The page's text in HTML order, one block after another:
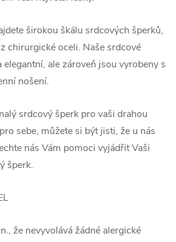
širokou škálu srdcových šperků,
chirurgické oceli. Naše srdcové
elegantní, ale zároveň jsou vyrobeny s
nošení.
srdcový šperk pro vaši drahou
sebe, můžete si být jisti, že u nás
nás Vám pomoci vyjádřit Vaši
šperk.
že nevyvolává žádné alergické